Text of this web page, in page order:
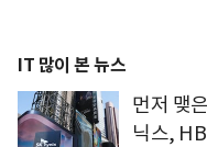
IT 많이 본 뉴스
먼저 맺
닉스,